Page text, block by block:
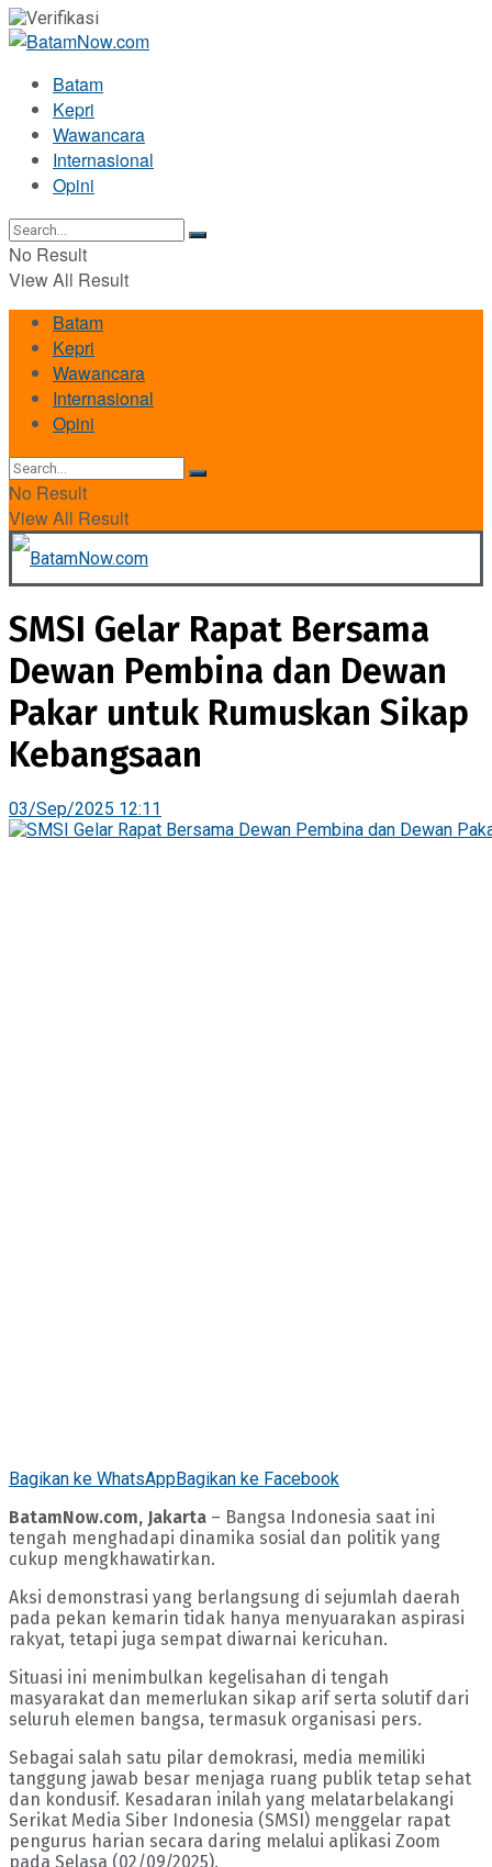
Batam
Kepri
Wawancara
Internasional
Opini
No Result
View All Result
Batam
Kepri
Wawancara
Internasional
Opini
No Result
View All Result
SMSI Gelar Rapat Bersama
Dewan Pembina dan Dewan
Pakar untuk Rumuskan Sikap
Kebangsaan
03/Sep/2025 12:11
Bagikan ke WhatsAppBagikan ke Facebook
BatamNow.com, Jakarta – Bangsa Indonesia saat ini
tengah menghadapi dinamika sosial dan politik yang
cukup mengkhawatirkan.
Aksi demonstrasi yang berlangsung di sejumlah daerah
pada pekan kemarin tidak hanya menyuarakan aspirasi
rakyat, tetapi juga sempat diwarnai kericuhan.
Situasi ini menimbulkan kegelisahan di tengah
masyarakat dan memerlukan sikap arif serta solutif dari
seluruh elemen bangsa, termasuk organisasi pers.
Sebagai salah satu pilar demokrasi, media memiliki
tanggung jawab besar menjaga ruang publik tetap sehat
dan kondusif. Kesadaran inilah yang melatarbelakangi
Serikat Media Siber Indonesia (SMSI) menggelar rapat
pengurus harian secara daring melalui aplikasi Zoom
pada Selasa (02/09/2025).